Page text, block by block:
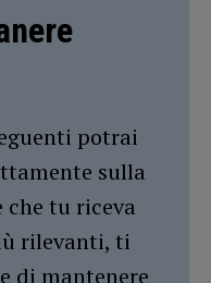
potrai
sulla
tu riceva
rilevanti, ti
di mantenere